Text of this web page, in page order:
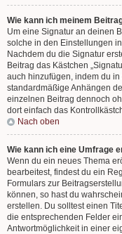
Wie kann ich meinem
Um eine Signatur an deinen
solche in den Einstellungen
Nachdem du die Signatur
Beitrag das Kästchen
auch hinzufügen, indem du
standardmäßige Anhängen
einzelnen Beitrag dennoch
dort einfach das
Nach oben
Wie kann ich eine Umfrage
Wenn du ein neues Thema
bearbeitest, findest du ein
Formulars zur
können, so hast du
erstellen. Du solltest einen
die entsprechenden Felder
Antwortmöglichkeit in einer